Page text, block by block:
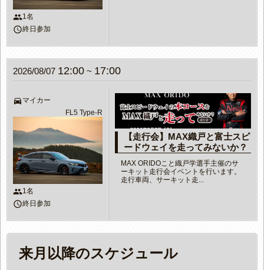
people1名
access_time終日参加
2026/08/07 12:00 ~ 17:00
directions_car マイカー
FL5 Type-R
people1名
access_time終日参加
【走行会】MAX織戸と富士スピ
ードウェイを走ってみないか？
MAX ORIDOこと織戸学選手主催のサ
ーキット走行会イベントを行います。
走行車両、サーキット走...
来月以降のスケジュール